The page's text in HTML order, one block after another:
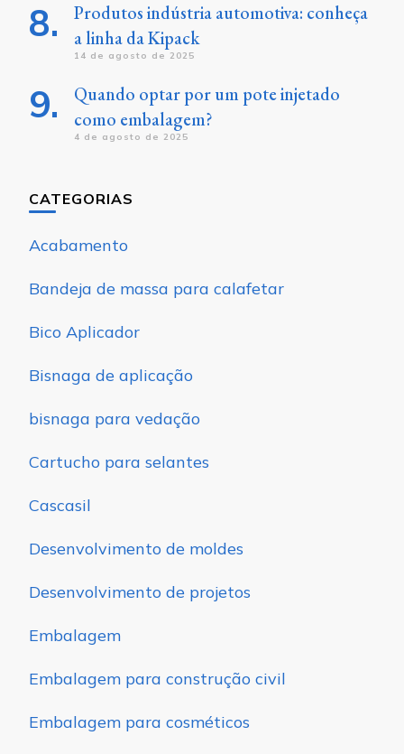
Produtos indústria automotiva: conheça
a linha da Kipack
14 de agosto de 2025
Quando optar por um pote injetado
como embalagem?
4 de agosto de 2025
CATEGORIAS
Acabamento
Bandeja de massa para calafetar
Bico Aplicador
Bisnaga de aplicação
bisnaga para vedação
Cartucho para selantes
Cascasil
Desenvolvimento de moldes
Desenvolvimento de projetos
Embalagem
Embalagem para construção civil
Embalagem para cosméticos